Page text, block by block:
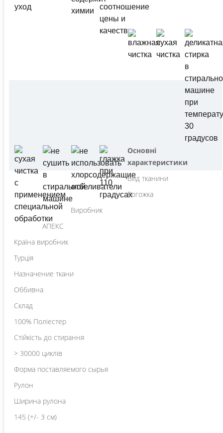
Основні
характеристики
Вид тканини
Рогожка
Виробник
АПЕКС
Країна виробник
Турція
Назначение ткани
Оббивна
Склад
100% Поліестер
Стійкість до стирання
> 30000 циклів
Форма поставляемого сырья
Рулон
Ширина рулона
145 (+/- 3 см)